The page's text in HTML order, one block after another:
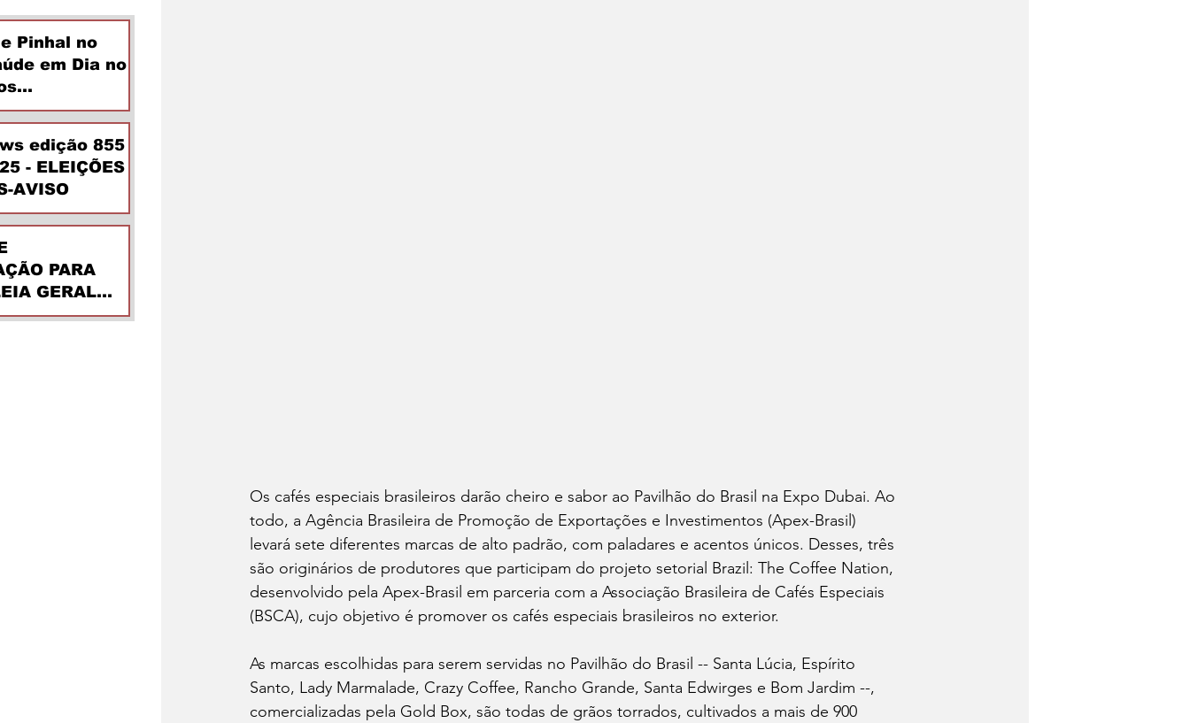
Pinhal no
em Dia no
edição 855
- ELEIÇÕES
AVISO
PARA
GERAL
Os cafés especiais brasileiros darão cheiro e sabor ao Pavilhão do Brasil na Expo Dubai. Ao
todo, a Agência Brasileira de Promoção de Exportações e Investimentos (Apex-Brasil)
levará sete diferentes marcas de alto padrão, com paladares e acentos únicos. Desses, três
são originários de produtores que participam do projeto setorial Brazil: The Coffee Nation,
desenvolvido pela Apex-Brasil em parceria com a Associação Brasileira de Cafés Especiais
(BSCA), cujo objetivo é promover os cafés especiais brasileiros no exterior.
As marcas escolhidas para serem servidas no Pavilhão do Brasil -- Santa Lúcia, Espírito
Santo, Lady Marmalade, Crazy Coffee, Rancho Grande, Santa Edwirges e Bom Jardim --,
comercializadas pela Gold Box, são todas de grãos torrados, cultivados a mais de 900